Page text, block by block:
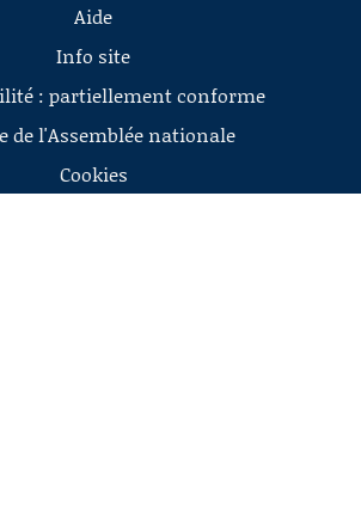
Aide
Info site
: partiellement conforme
de l'Assemblée nationale
Cookies